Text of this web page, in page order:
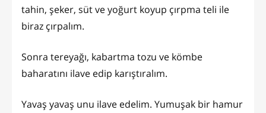
tahin, şeker, süt ve yoğurt koyup çırpma teli ile
biraz çırpalım.
Sonra tereyağı, kabartma tozu ve kömbe
baharatını ilave edip karıştıralım.
Yavaş yavaş unu ilave edelim. Yumuşak bir hamur